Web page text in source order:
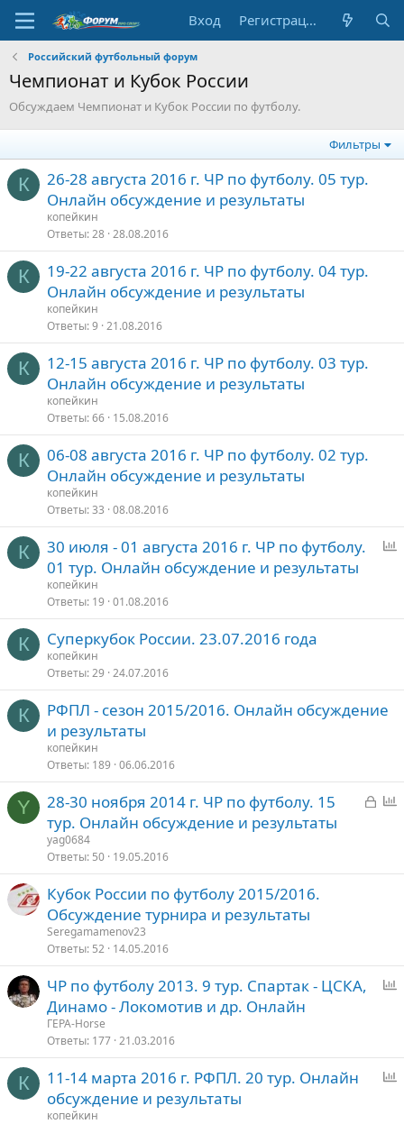
Вход Регистрация
Российский футбольный форум
Чемпионат и Кубок России
Обсуждаем Чемпионат и Кубок России по футболу.
Фильтры
К
26-28 августа 2016 г. ЧР по футболу. 05 тур.
Онлайн обсуждение и результаты
копейкин
Ответы 28 28.08.2016
К
19-22 августа 2016 г. ЧР по футболу. 04 тур.
Онлайн обсуждение и результаты
копейкин
Ответы 9 21.08.2016
К
12-15 августа 2016 г. ЧР по футболу. 03 тур.
Онлайн обсуждение и результаты
копейкин
Ответы 66 15.08.2016
К
06-08 августа 2016 г. ЧР по футболу. 02 тур.
Онлайн обсуждение и результаты
копейкин
Ответы 33 08.08.2016
К
с
30 июля - 01 августа 2016 г. ЧР по футболу.
01 тур. Онлайн обсуждение и результаты
копейкин
Ответы 19 01.08.2016
К Суперкубок России. 23.07.2016 года
копейкин
Ответы 29 24.07.2016
К
РФПЛ - сезон 2015/2016. Онлайн обсуждение
и результаты
копейкин
Ответы 189 06.06.2016
Y
З
ы с
28-30 ноября 2014 г. ЧР по футболу. 15
тур. Онлайн обсуждение и результаты
yag0684
Ответы 50 19.05.2016
Кубок России по футболу 2015/2016.
Обсуждение турнира и результаты
Seregamamenov23
Ответы 52 14.05.2016
с
ЧР по футболу 2013. 9 тур. Спартак - ЦСКА,
Динамо - Локомотив и др. Онлайн
ГЕРА-Horse
Ответы 177 21.03.2016
К
11-14 марта 2016 г. РФПЛ. 20 тур. Онлайн
обсуждение и результаты
копейкин